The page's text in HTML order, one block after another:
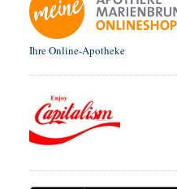
Ihre Online-Apotheke